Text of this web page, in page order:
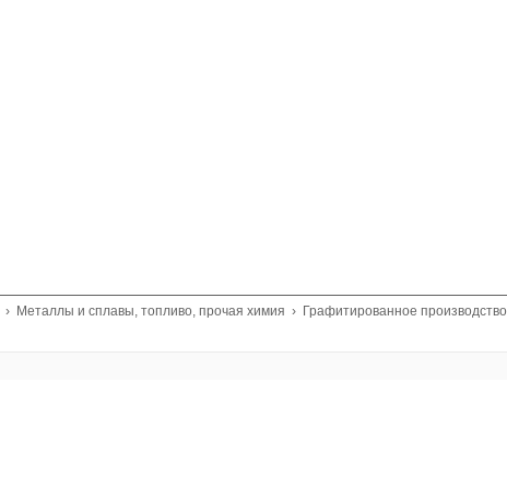
› Металлы и сплавы, топливо, прочая химия › Графитированное производство